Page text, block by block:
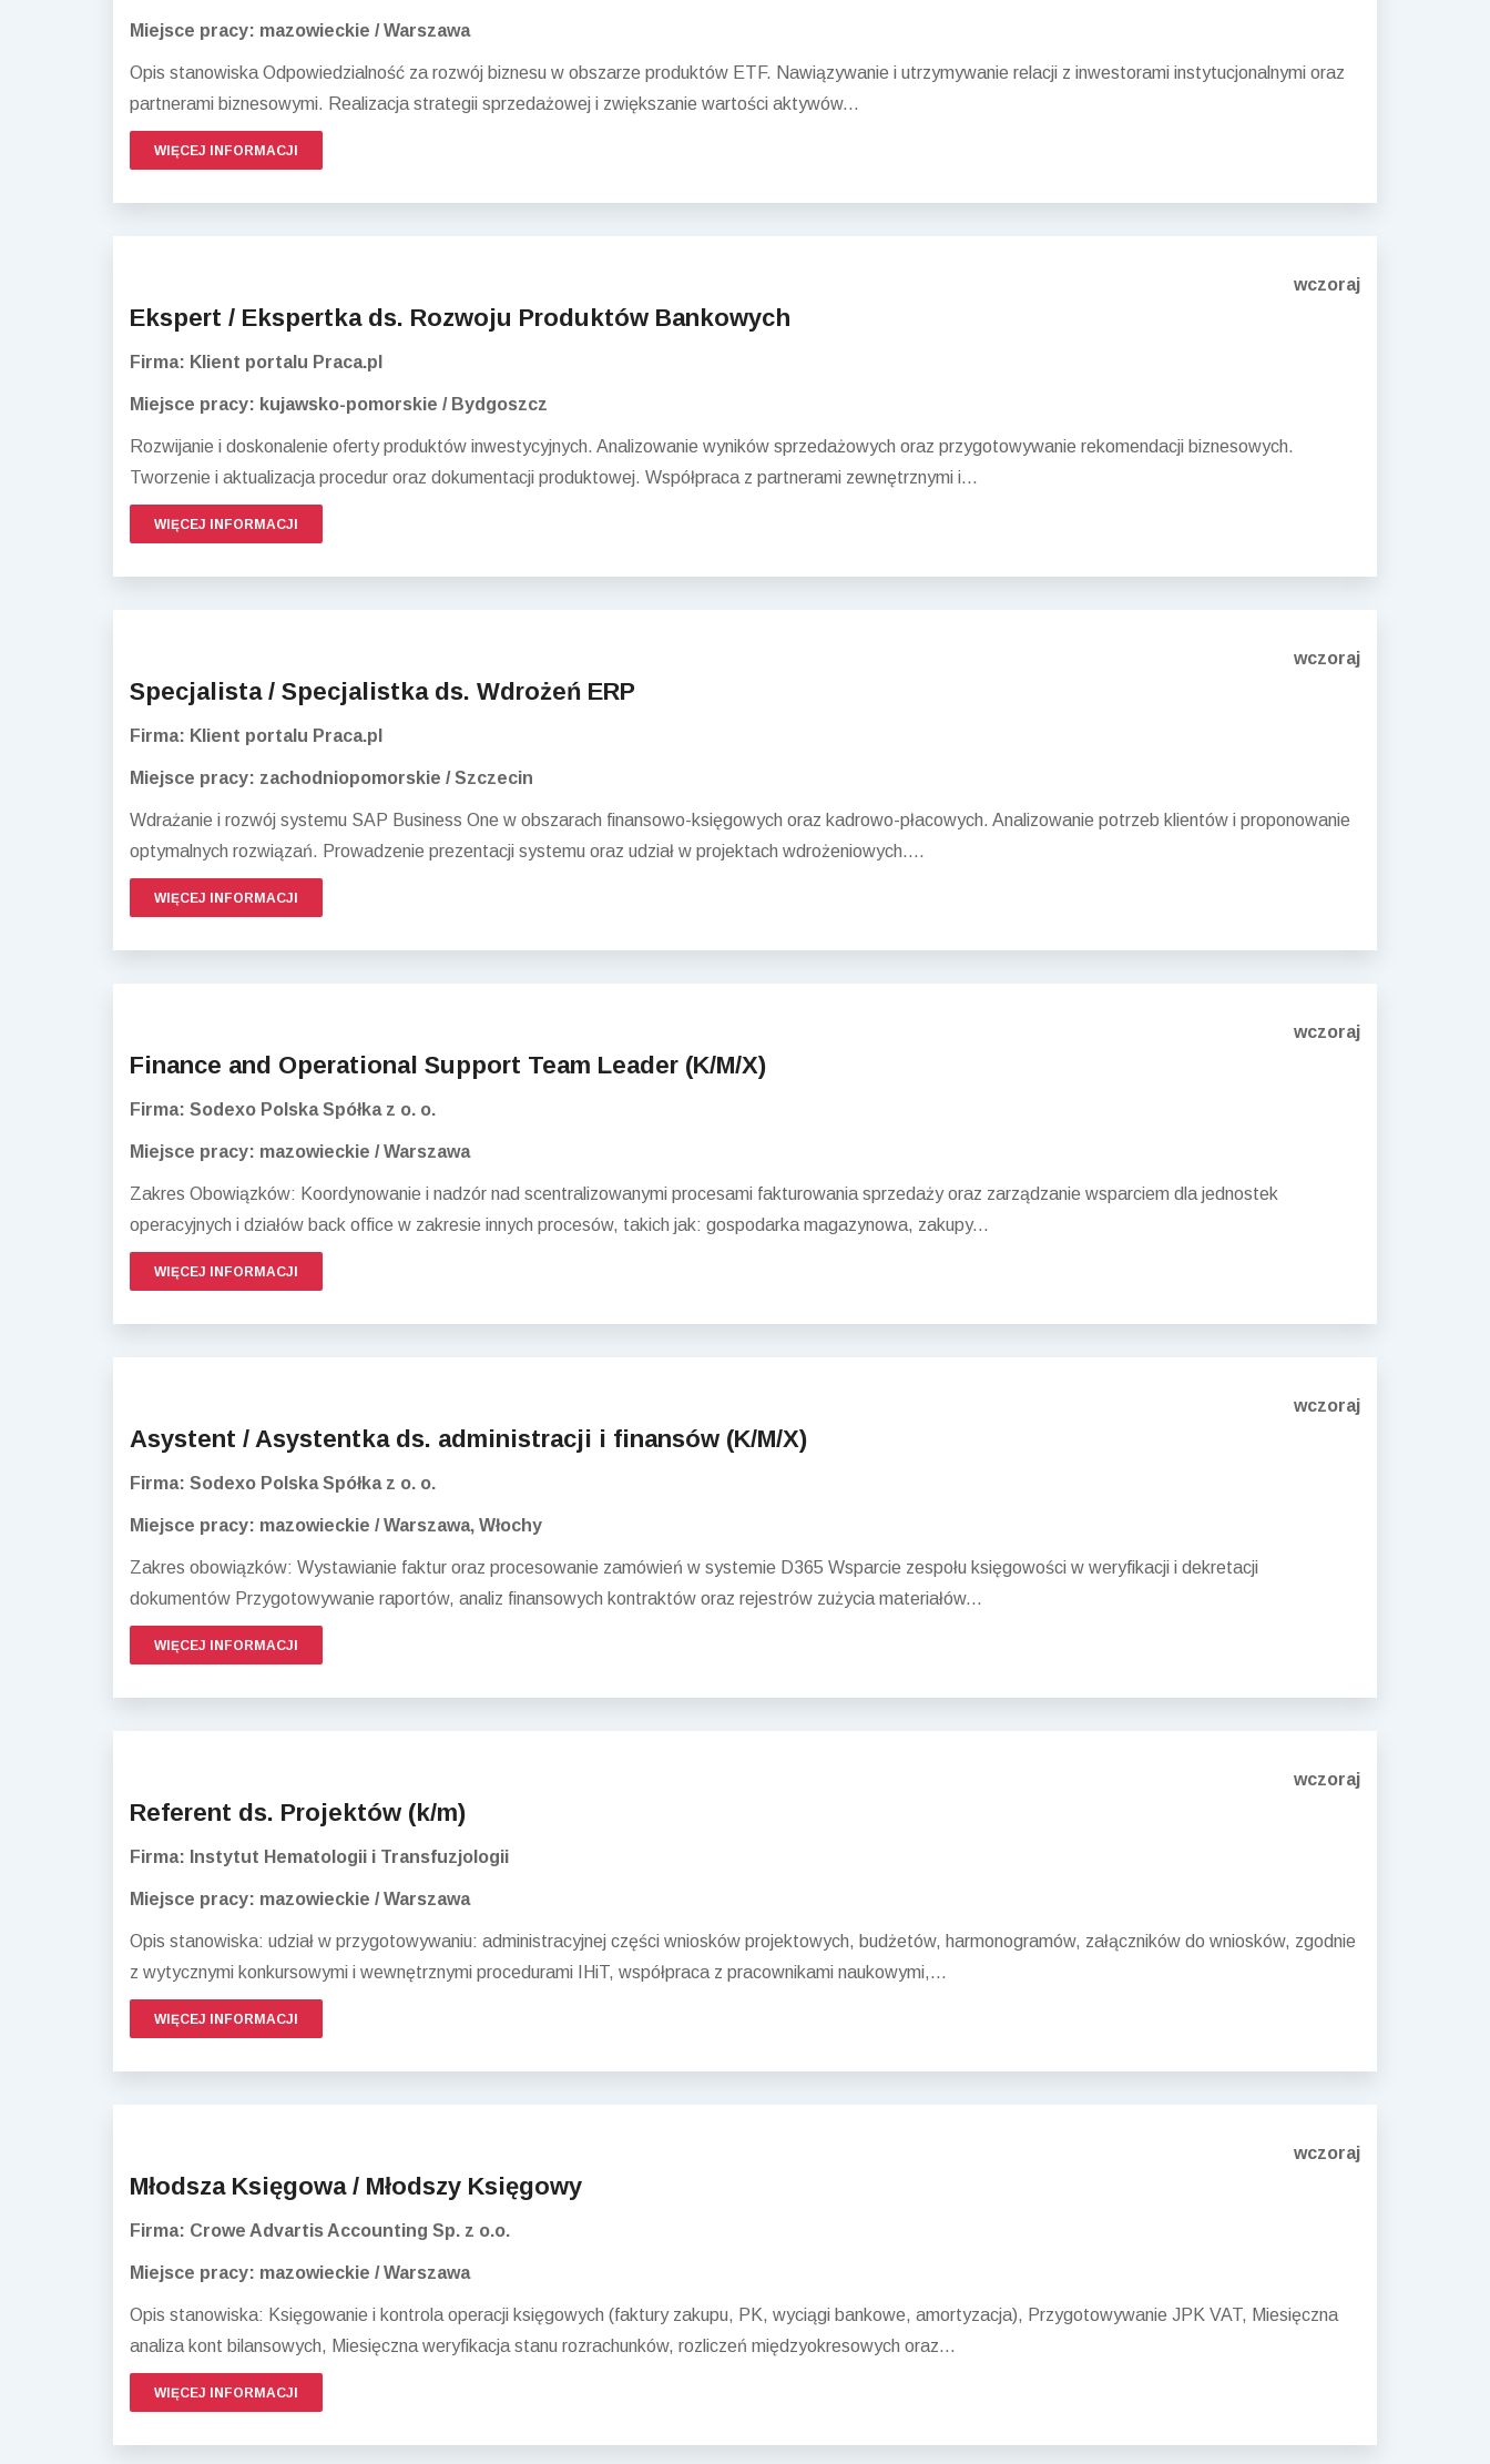
Miejsce pracy: mazowieckie / Warszawa
Opis stanowiska Odpowiedzialność za rozwój biznesu w obszarze produktów ETF. Nawiązywanie i utrzymywanie relacji z inwestorami instytucjonalnymi oraz
partnerami biznesowymi. Realizacja strategii sprzedażowej i zwiększanie wartości aktywów...
WIĘCEJ INFORMACJI
wczoraj
Ekspert / Ekspertka ds. Rozwoju Produktów Bankowych
Firma: Klient portalu Praca.pl
Miejsce pracy: kujawsko-pomorskie / Bydgoszcz
Rozwijanie i doskonalenie oferty produktów inwestycyjnych. Analizowanie wyników sprzedażowych oraz przygotowywanie rekomendacji biznesowych.
Tworzenie i aktualizacja procedur oraz dokumentacji produktowej. Współpraca z partnerami zewnętrznymi i...
WIĘCEJ INFORMACJI
wczoraj
Specjalista / Specjalistka ds. Wdrożeń ERP
Firma: Klient portalu Praca.pl
Miejsce pracy: zachodniopomorskie / Szczecin
Wdrażanie i rozwój systemu SAP Business One w obszarach finansowo-księgowych oraz kadrowo-płacowych. Analizowanie potrzeb klientów i proponowanie
optymalnych rozwiązań. Prowadzenie prezentacji systemu oraz udział w projektach wdrożeniowych....
WIĘCEJ INFORMACJI
wczoraj
Finance and Operational Support Team Leader (K/M/X)
Firma: Sodexo Polska Spółka z o. o.
Miejsce pracy: mazowieckie / Warszawa
Zakres Obowiązków: Koordynowanie i nadzór nad scentralizowanymi procesami fakturowania sprzedaży oraz zarządzanie wsparciem dla jednostek
operacyjnych i działów back office w zakresie innych procesów, takich jak: gospodarka magazynowa, zakupy...
WIĘCEJ INFORMACJI
wczoraj
Asystent / Asystentka ds. administracji i finansów (K/M/X)
Firma: Sodexo Polska Spółka z o. o.
Miejsce pracy: mazowieckie / Warszawa, Włochy
Zakres obowiązków: Wystawianie faktur oraz procesowanie zamówień w systemie D365 Wsparcie zespołu księgowości w weryfikacji i dekretacji
dokumentów Przygotowywanie raportów, analiz finansowych kontraktów oraz rejestrów zużycia materiałów...
WIĘCEJ INFORMACJI
wczoraj
Referent ds. Projektów (k/m)
Firma: Instytut Hematologii i Transfuzjologii
Miejsce pracy: mazowieckie / Warszawa
Opis stanowiska: udział w przygotowywaniu: administracyjnej części wniosków projektowych, budżetów, harmonogramów, załączników do wniosków, zgodnie
z wytycznymi konkursowymi i wewnętrznymi procedurami IHiT, współpraca z pracownikami naukowymi,...
WIĘCEJ INFORMACJI
wczoraj
Młodsza Księgowa / Młodszy Księgowy
Firma: Crowe Advartis Accounting Sp. z o.o.
Miejsce pracy: mazowieckie / Warszawa
Opis stanowiska: Księgowanie i kontrola operacji księgowych (faktury zakupu, PK, wyciągi bankowe, amortyzacja), Przygotowywanie JPK VAT, Miesięczna
analiza kont bilansowych, Miesięczna weryfikacja stanu rozrachunków, rozliczeń międzyokresowych oraz...
WIĘCEJ INFORMACJI